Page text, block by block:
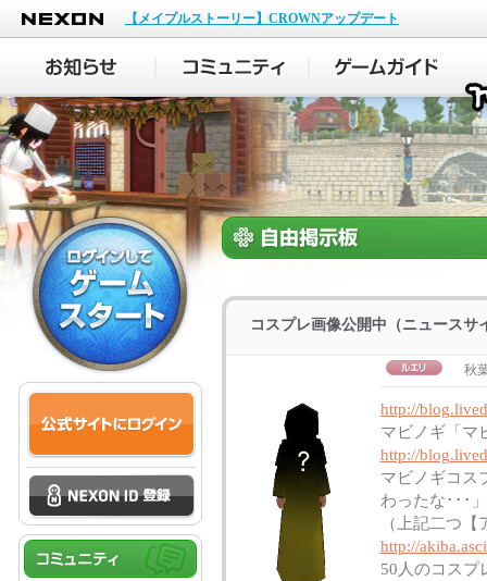
NEXON
【メイプルストーリー】CROWNアップデート
コスプレ画像公開中（ニュースサ
秋
http://
マビノギ「マ
http://
マビノギコス
わったな･･･」
（上記二つ
http://
50人のコスプ